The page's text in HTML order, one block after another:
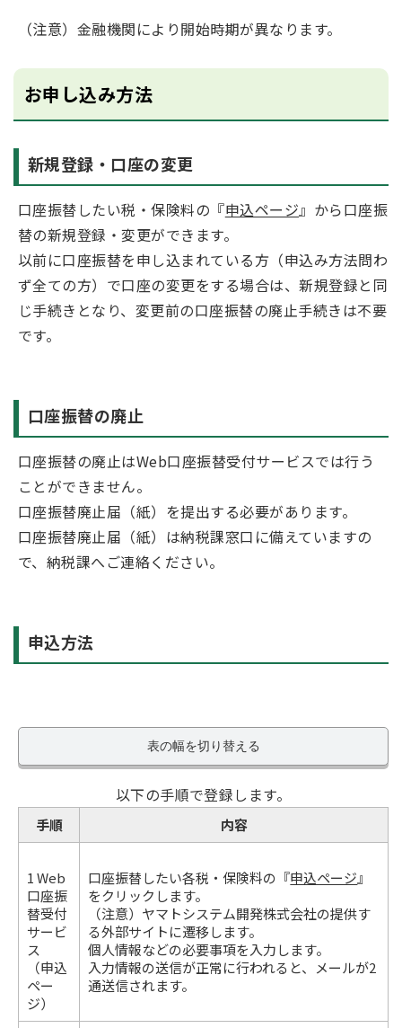
（注意）金融機関により開始時期が異なります。
お申し込み方法
新規登録・口座の変更
口座振替したい税・保険料の『申込ページ』から口座振
替の新規登録・変更ができます。
以前に口座振替を申し込まれている方（申込み方法問わ
ず全ての方）で口座の変更をする場合は、新規登録と同
じ手続きとなり、変更前の口座振替の廃止手続きは不要
です。
口座振替の廃止
口座振替の廃止はWeb口座振替受付サービスでは行う
ことができません。
口座振替廃止届（紙）を提出する必要があります。
口座振替廃止届（紙）は納税課窓口に備えていますの
で、納税課へご連絡ください。
申込方法
表の幅を切り替える
以下の手順で登録します。
手順 内容
1 Web
口座振
替受付
サービ
ス
（申込
ペー
ジ）
口座振替したい各税・保険料の『申込ページ』
をクリックします。
（注意）ヤマトシステム開発株式会社の提供す
る外部サイトに遷移します。
個人情報などの必要事項を入力します。
入力情報の送信が正常に行われると、メールが2
通送信されます。